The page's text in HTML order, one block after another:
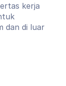
kerja
dan di luar